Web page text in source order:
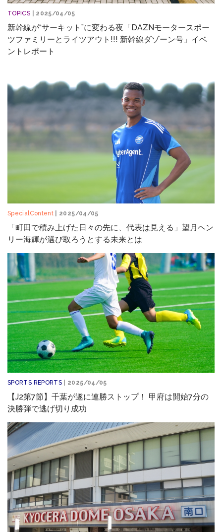
TOPICS | 2025/04/05
新幹線が“サーキット”に変わる夜「DAZNモータースポー
ツファミリーとライツアウト!!! 新幹線ダゾーン号」イベ
ントレポート
SpecialContent | 2025/04/05
「町田で積み上げた日々の先に、代表は見える」望月ヘン
リー海輝が選び取ろうとする未来とは
SPORTS REPORTS | 2025/04/05
【J2第7節】千葉が遂に連勝ストップ！ 甲府は開始7分の
決勝弾で逃げ切り成功